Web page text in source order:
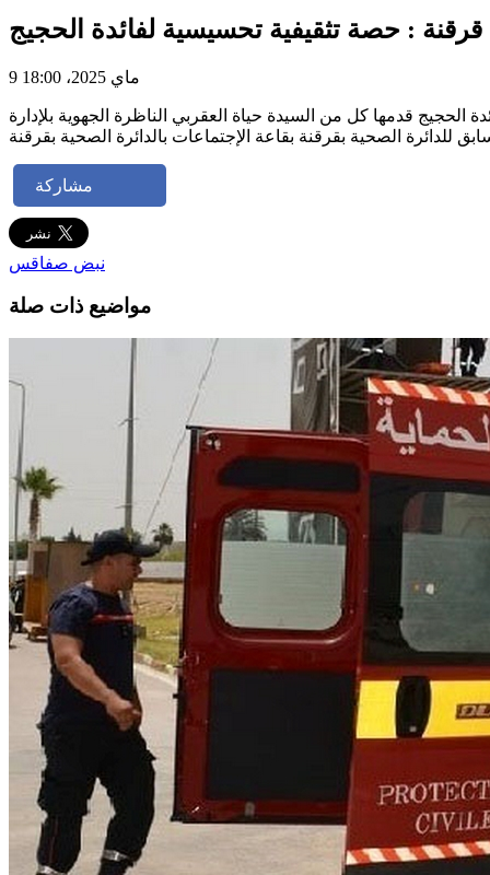
قرقنة : حصة تثقيفية تحسيسية لفائدة الحجيج
9 ماي 2025، 18:00
قدمها كل من السيدة حياة العقربي الناظرة الجهوية بلإدارة
مشاركة
نبض صفاقس
مواضيع ذات صلة